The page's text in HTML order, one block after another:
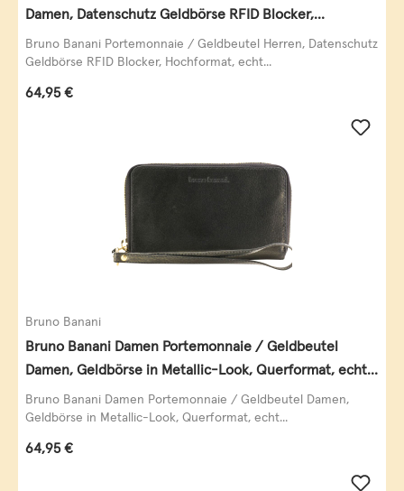
Damen, Datenschutz Geldbörse RFID Blocker,
Querformat, echt Leder, taupe
Bruno Banani Portemonnaie / Geldbeutel Herren, Datenschutz
Geldbörse RFID Blocker, Hochformat, echt...
Regulärer Preis:
64,95 €
Bruno Banani
Bruno Banani Damen Portemonnaie / Geldbeutel
Damen, Geldbörse in Metallic-Look, Querformat, echt
Leder, schwarz-gold
Bruno Banani Damen Portemonnaie / Geldbeutel Damen,
Geldbörse in Metallic-Look, Querformat, echt...
Regulärer Preis:
64,95 €